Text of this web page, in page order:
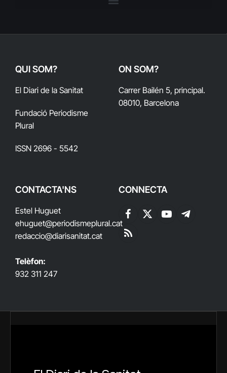
QUI SOM?
El Diari de la Sanitat
Fundació Periodisme
Plural
ISSN 2696 - 5542
ON SOM?
Carrer Bailén 5, principal.
08010, Barcelona
CONTACTA'NS
Estel Huguet
ehuguet@periodismeplural.cat
redaccio@diarisanitat.cat
Telèfon:
932 311 247
CONNECTA
Facebook
X
YouTubeTelegram
RSS